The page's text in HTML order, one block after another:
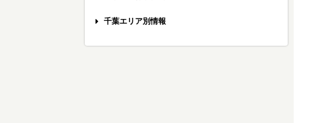
弁護士との打ち合わせへの持参物
おすすめできる交通事故弁護士とは？
通院3ヶ月の慰謝料の3つの基準
通院6ヶ月の慰謝料を増額するには
後遺障害の認定にかかる期間
骨折後の後遺障害の慰謝料相場
交通事故の弁護士費用
千葉エリア別情報